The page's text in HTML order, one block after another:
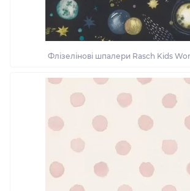
Флізелінові шпалери Rasch Kids